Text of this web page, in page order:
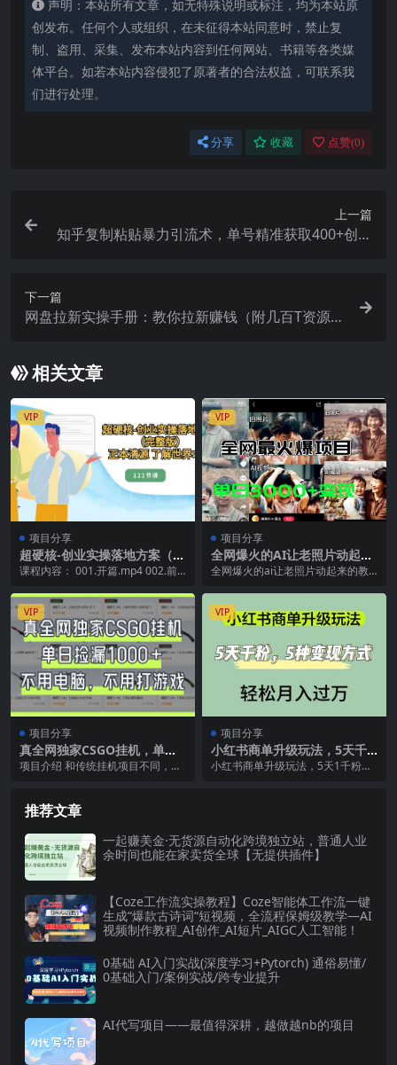
声明：本站所有文章，如无特殊说明或标注，均为本站原
创发布。任何个人或组织，在未征得本站同意时，禁止复
制、盗用、采集、发布本站内容到任何网站、书籍等各类媒
体平台。如若本站内容侵犯了原著者的合法权益，可联系我
们进行处理。
分享 收藏 点赞(0)
上一篇
知乎复制粘贴暴力引流术，单号精准获取400+创业
下一篇
网盘拉新实操手册：教你拉新赚钱（附几百T资源合
相关文章
VIP
项目分享
超硬核-创业实操落地方案（完
整版），正本清源 了解世界本
课程内容： 001.开篇.mp4 002.前
VIP
项目分享
全网爆火的AI让老照片动起来
教程，蹭热点日赚3000+，内
全网爆火的ai让老照片动起来的教
据。 之前对于黑白照...
VIP
项目分享
真全网独家CSGO挂机，单日
捡漏1000+
项目介绍 和传统挂机项目不同，GS
VIP
项目分享
小红书商单升级玩法，5天千
粉，5种变现渠道，轻松月入1
小红书商单升级玩法，5天1千粉，
推荐文章
一起赚美金·无货源自动化跨境独立站，普通人业
余时间也能在家卖货全球【无提供插件】
【Coze工作流实操教程】Coze智能体工作流一键
生成“爆款古诗词“短视频，全流程保姆级教学—AI
视频制作教程_AI创作_AI短片_AIGC人工智能！
0基础 AI入门实战(深度学习+Pytorch) 通俗易懂/
0基础入门/案例实战/跨专业提升
AI代写项目——最值得深耕，越做越nb的项目